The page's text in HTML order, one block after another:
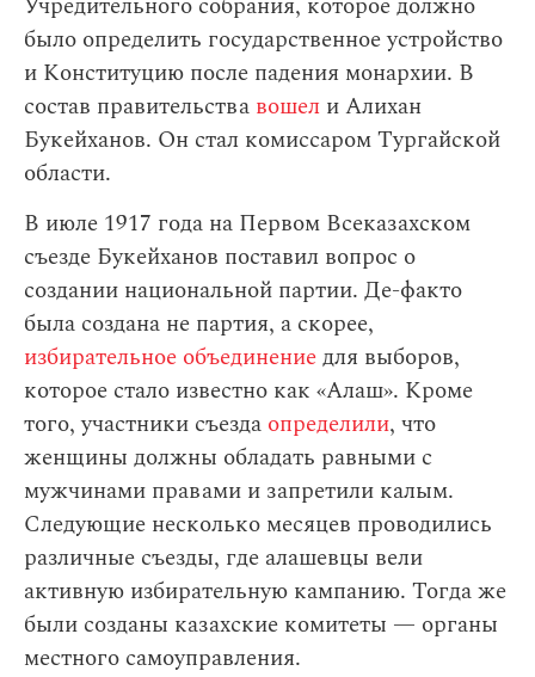
было определить государственное устройство
и Конституцию после падения монархии. В
состав правительства вошел и Алихан
Букейханов. Он стал комиссаром Тургайской
области.
В июле 1917 года на Первом Всеказахском
съезде Букейханов поставил вопрос о
создании национальной партии. Де-факто
была создана не партия, а скорее,
избирательное объединениедля выборов,
которое стало известно как «Алаш». Кроме
того, участники съезда определили, что
женщины должны обладать равными с
мужчинами правами и запретили калым.
Следующие несколько месяцев проводились
различные съезды, где алашевцы вели
активную избирательную кампанию. Тогда же
были созданы казахские комитеты — органы
местного самоуправления.